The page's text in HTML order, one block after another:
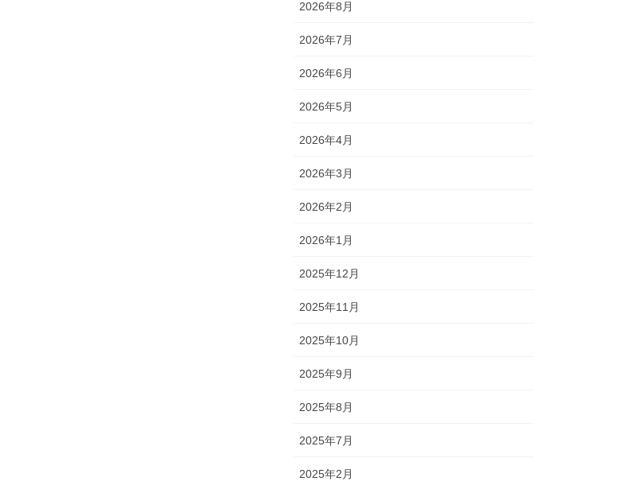
2026年8月
2026年7月
2026年6月
2026年5月
2026年4月
2026年3月
2026年2月
2026年1月
2025年12月
2025年11月
2025年10月
2025年9月
2025年8月
2025年7月
2025年2月